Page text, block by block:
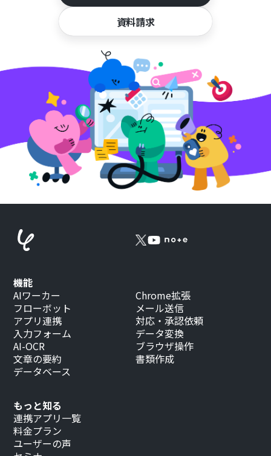
資料請求
もっと知る
連携アプリ一覧
料金プラン
ユーザーの声
機能
AIワーカー
フローボット
アプリ連携
入力フォーム
AI-OCR
文章の要約
データベース
Chrome拡張
メール送信
対応・承認依頼
データ変換
ブラウザ操作
書類作成